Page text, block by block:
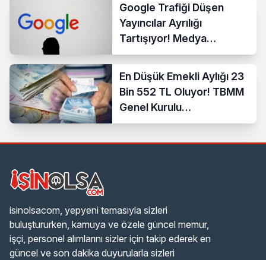
Google Trafiği Düşen
Yayıncılar Ayrılığı
Tartışıyor! Medya
Sektöründe Yeni Dönem
Başlıyor
En Düşük Emekli Aylığı 23
Bin 552 TL Oluyor! TBMM
Genel Kurulu
Görüşmelere Başladı
isinolsacom, yepyeni temasıyla sizleri
buluştururken, kamuya ve özele güncel memur,
işçi, personel alımlarını sizler için takip ederek en
güncel ve son dakika duyurularla sizleri